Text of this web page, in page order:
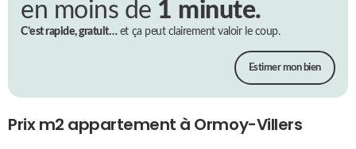
en moins de 1 minute.
C’est rapide, gratuit…et ça peut clairement valoir le coup.
Estimer mon bien
Prix m2 appartement à Ormoy-Villers